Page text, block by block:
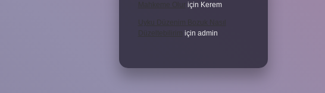
Mahkeme Olur için Kerem
Uyku Düzenim Bozuk Nasıl
Düzeltebilirim
için admin